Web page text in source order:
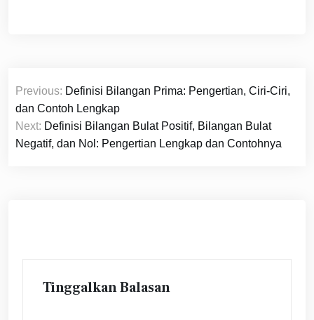
Navigasi
pos
Previous: Definisi Bilangan Prima: Pengertian, Ciri-Ciri,
dan Contoh Lengkap
Next: Definisi Bilangan Bulat Positif, Bilangan Bulat
Negatif, dan Nol: Pengertian Lengkap dan Contohnya
Tinggalkan Balasan